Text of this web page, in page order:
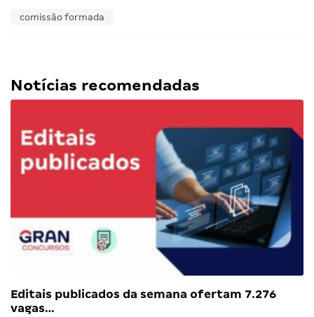
comissão formada
Notícias recomendadas
Editais publicados da semana ofertam 7.276
vagas…